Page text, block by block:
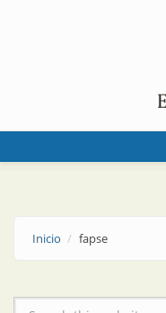
Inicio fapse